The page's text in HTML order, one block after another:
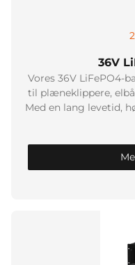
36V
Vores 36V LiFePO4-
til plæneklippere,
Med en lang levetid,
sikkerhed. Opdag
løsninger til